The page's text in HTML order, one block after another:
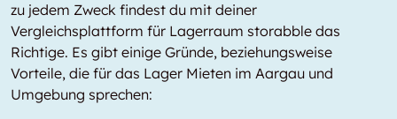
zu jedem Zweck findest du mit deiner
Vergleichsplattform für Lagerraum storabble das
Richtige. Es gibt einige Gründe, beziehungsweise
Vorteile, die für das Lager Mieten im Aargau und
Umgebung sprechen: